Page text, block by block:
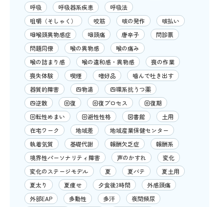
呼吸
呼吸器系疾患
呼吸法
咀嚼（そしゃく）
咬筋 咳の発作
咳払い
咽喉頭異物感症
咽頭痛 唐辛子
問診票
問題同僚
喉の異物感
喉の痛み
喉の詰まり感
喉の違和感・異物感
喪の作業
喪失体験
喫煙 嗜好品
噛んで吐き出す
器質的障害
四物湯
四環系抗うつ薬
四逆散
回復 回復プロセス
回復期
回転性めまい
回避性性格 図書館
土用
在宅ワーク
地域差
地域産業保健センター
執着気質
基礎代謝 報酬欠乏症
報酬系
境界性パーソナリティ障害
声のかすれ
変化
変化のステージモデル
夏 夏バテ
夏土用
夏太り
夏痩せ 夕食後3時間
外感頭痛
外部EAP
多動性 多汗
夜間頻尿